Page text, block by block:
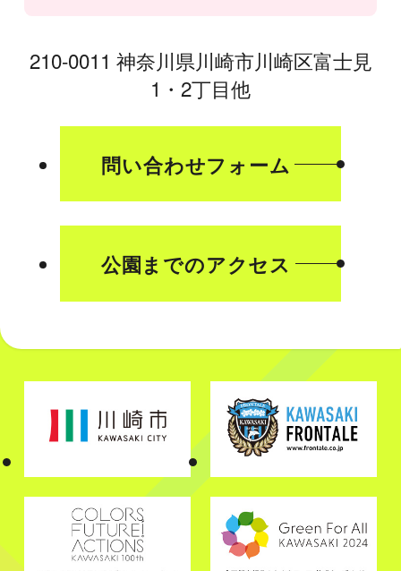
210-0011 神奈川県川崎市川崎区富士見
1・2丁目他
問い合わせフォーム
公園までのアクセス